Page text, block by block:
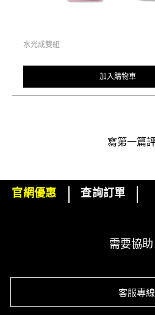
水光成雙組
加入購物車
寫第一篇
下單即可挑選精美小贈品！
官網優惠 查詢訂單
需要協助
客服專線